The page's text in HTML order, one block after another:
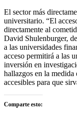
El sector más
universitario. “El
directamente al
David Shulenburger,
a las universidades
acceso permitirá a las
inversión en
hallazgos en la medida
accesibles para que
Comparte esto: